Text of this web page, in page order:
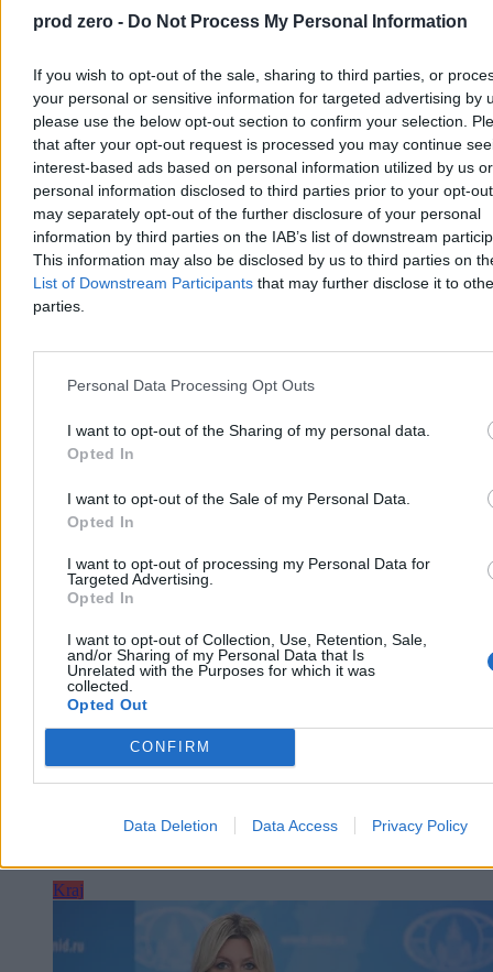
prod zero - Do Not Process My Personal Information
If you wish to opt-out of the sale, sharing to third parties, or
your personal or sensitive information for targeted advertising by
please use the below opt-out section to confirm your selection.
that after your opt-out request is processed you may continue
interest-based ads based on personal information utilized by us or
personal information disclosed to third parties prior to your opt-
may separately opt-out of the further disclosure of your personal
information by third parties on the IAB’s list of downstream
This information may also be disclosed by us to third parties on
List of Downstream Participants that may further disclose it to
parties.
Personal Data Processing Opt Outs
I want to opt-out of the Sharing of my personal data.
Opted In
I want to opt-out of the Sale of my Personal Data.
Opted In
I want to opt-out of processing my Personal Data for
Targeted Advertising.
Opted In
I want to opt-out of Collection, Use, Retention, Sale,
and/or Sharing of my Personal Data that Is
Unrelated with the Purposes for which it was
collected.
Opted Out
CONFIRM
Data Deletion Data Access Privacy Policy
Rolnik zaorał nowy asfalt w Gliwicach. Straty to
ok. 400 tys. zł
W piątek w gliwickiej dzielnicy Ostropa 60-letni rolnik ciągnikiem
pługiem ok. 200 metrów nowej jezdni. Twierdził, że droga należy
oszacowano wstępnie na ok. 400 tys. zł.
Aleksandra Cieślik
Reklama
Reklama
Kraj